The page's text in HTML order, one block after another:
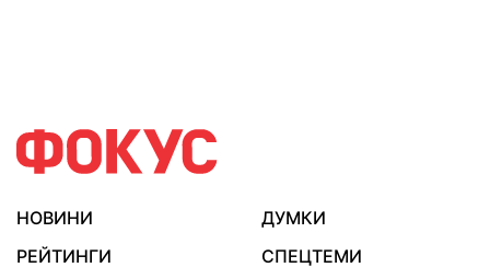
НОВИНИ
ДУМКИ
РЕЙТИНГИ
СПЕЦТЕМИ